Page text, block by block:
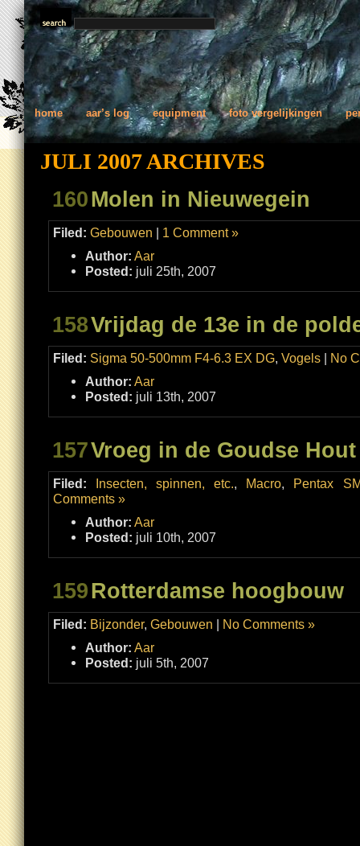
home aar’s log equipment foto vergelijkingen
JULI 2007 ARCHIVES
160Molen in Nieuwegein
Filed: Gebouwen | 1 Comment »
Author: Aar
Posted: juli 25th, 2007
158Vrijdag de 13e in de
Filed: Sigma 50-500mm F4-6.3 EX DG, Vogels | No
Author: Aar
Posted: juli 13th, 2007
157Vroeg in de Goudse Hout
Filed: Insecten, spinnen, etc., Macro, Pentax
Comments »
Author: Aar
Posted: juli 10th, 2007
159Rotterdamse hoogbouw
Filed: Bijzonder, Gebouwen | No Comments »
Author: Aar
Posted: juli 5th, 2007